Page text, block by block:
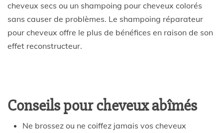
cheveux secs ou un shampoing pour cheveux colorés
sans causer de problèmes. Le shampoing réparateur
pour cheveux offre le plus de bénéfices en raison de son
effet reconstructeur.
Conseils pour cheveux abîmés
Ne brossez ou ne coiffez jamais vos cheveux